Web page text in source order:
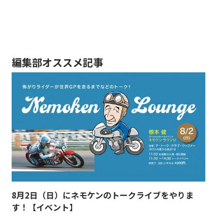
編集部オススメ記事
8月2日（日）にネモケンのトークライブをやりま
す！【イベント】